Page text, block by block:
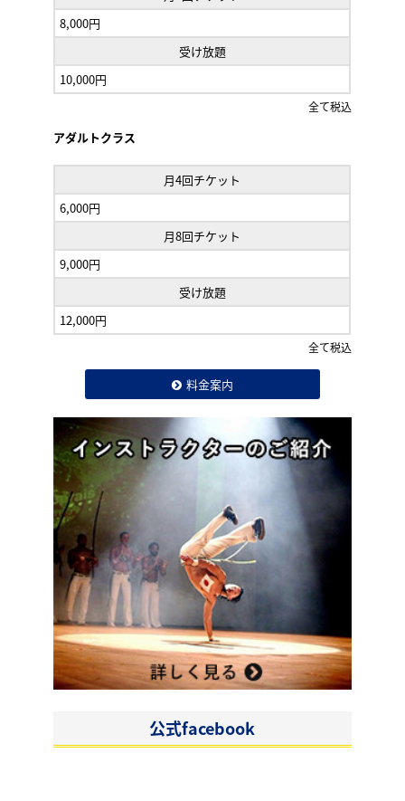
8,000円
受け放題
10,000円
全て税込
アダルトクラス
月4回チケット
6,000円
月8回チケット
9,000円
受け放題
12,000円
全て税込
料金案内
公式facebook